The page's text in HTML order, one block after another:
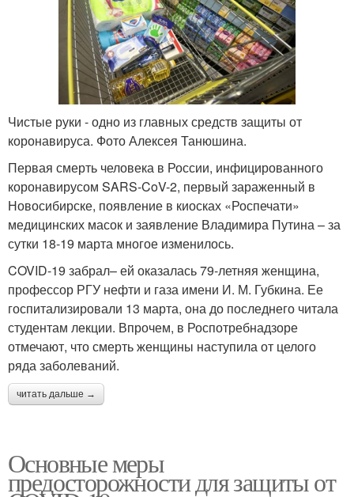
Чистые руки - одно из главных средств защиты от
коронавируса. Фото Алексея Танюшина.
Первая смерть человека в России, инфицированного
коронавирусом SARS-CoV-2, первый зараженный в
Новосибирске, появление в киосках «Роспечати»
медицинских масок и заявление Владимира Путина – за
сутки 18-19 марта многое изменилось.
COVID-19 забрал– ей оказалась 79-летняя женщина,
профессор РГУ нефти и газа имени И. М. Губкина. Ее
госпитализировали 13 марта, она до последнего читала
студентам лекции. Впрочем, в Роспотребнадзоре
отмечают, что смерть женщины наступила от целого
ряда заболеваний.
читать дальше →
Основные меры
предосторожности для защиты от